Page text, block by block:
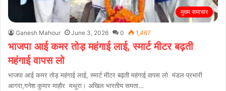
मुख्य समाचार
Ganesh Mahour June 3, 2026 0 1,467
भाजपा आई कमर तोड़ महंगाई लाई, स्मार्ट मीटर बढ़ती
महंगाई वापस लो
भाजपा आई कमर तोड़ महंगाई लाई, स्मार्ट मीटर बढ़ती महंगाई वापस लो मंडल प्रभारी
आगरा,गनेश कुमार माहौर मथुरा। अखिल भारतीय समता…